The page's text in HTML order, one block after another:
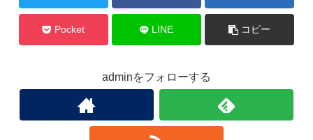
Pocket LINE コピー
adminをフォローする